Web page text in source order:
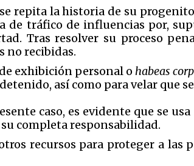
repita la historia de su
de tráfico de influencias por,
Tras resolver su proceso
no recibidas.
exhibición personal o habeas
así como para velar que
caso, es evidente que se
completa responsabilidad.
recursos para proteger a